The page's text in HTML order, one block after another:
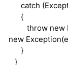
catch
{
throw new
new
}
}